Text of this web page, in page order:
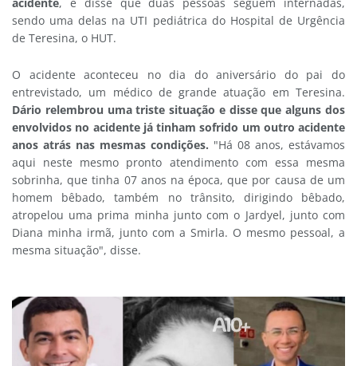
sendo uma delas na UTI pediátrica do Hospital de Urgência
de Teresina, o HUT.
O acidente aconteceu no dia do aniversário do pai do
entrevistado, um médico de grande atuação em Teresina.
Dário relembrou uma triste situação e disse que alguns dos
envolvidos no acidente já tinham sofrido um outro acidente
anos atrás nas mesmas condições. "Há 08 anos, estávamos
aqui neste mesmo pronto atendimento com essa mesma
sobrinha, que tinha 07 anos na época, que por causa de um
homem bêbado, também no trânsito, dirigindo bêbado,
atropelou uma prima minha junto com o Jardyel, junto com
Diana minha irmã, junto com a Smirla. O mesmo pessoal, a
mesma situação", disse.